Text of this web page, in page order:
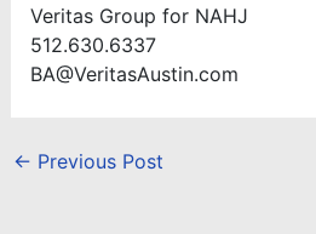
Veritas Group for NAHJ
512.630.6337
BA@VeritasAustin.com
← Previous Post